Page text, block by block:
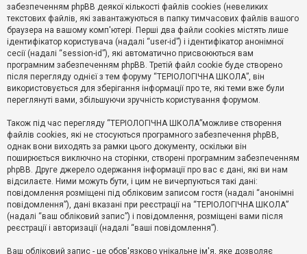
е
м
и
б
е
з
в
і
д
о
і
д
е
й
А
т
и
в
забезпеченням phpBB деякої кількості файлів cookies (невеликих
текстових файлів, які завантажуються в папку тимчасових файлів вашого
браузера на вашому комп'ютері. Перші два файли cookies містять лише
ідентифікатор користувача (надалі “user-id”) і ідентифікатор анонімної
сесії (надалі “session-id”), які автоматично присвоюються вам
програмним забезпеченням phpBB. Третій файл cookie буде створено
після перегляду однієї з тем форуму “ТЕРІОЛОГІЧНА ШКОЛА”, він
використовується для зберігання інформації про те, які теми вже були
переглянуті вами, збільшуючи зручність користування форумом.
Також під час перегляду “ТЕРІОЛОГІЧНА ШКОЛА”можливе створення
файлів cookies, які не стосуються програмного забезпечення phpBB,
однак вони виходять за рамки цього документу, оскільки він
поширюється виключно на сторінки, створені програмним забезпеченням
phpBB. Друге джерело одержання інформації про вас є дані, які ви нам
відсилаєте. Ними можуть бути, і цим не вичерпуються такі дані:
повідомлення розміщені під обліковим записом гостя (надалі “анонімні
повідомлення”), дані вказані при реєстрації на “ТЕРІОЛОГІЧНА ШКОЛА”
(надалі “ваш обліковий запис”) і повідомлення, розміщені вами після
реєстрації і авторизації (надалі “ваші повідомлення”).
Ваш обліковий запис - це обов'язково унікальне ім'я, яке дозволяє